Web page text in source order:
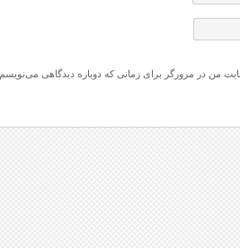
من در مرورگر برای زمانی که دوباره دیدگاهی می‌نویسم.